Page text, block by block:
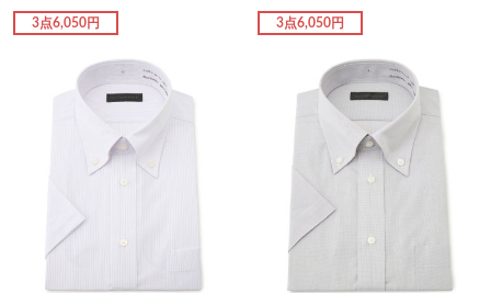
3点6,050円 3点6,050円